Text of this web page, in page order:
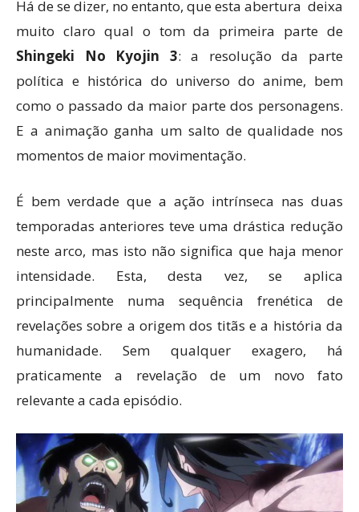
Há de se dizer, no entanto, que esta abertura deixa
muito claro qual o tom da primeira parte de
Shingeki No Kyojin 3: a resolução da parte
política e histórica do universo do anime, bem
como o passado da maior parte dos personagens.
E a animação ganha um salto de qualidade nos
momentos de maior movimentação.
É bem verdade que a ação intrínseca nas duas
temporadas anteriores teve uma drástica redução
neste arco, mas isto não significa que haja menor
intensidade. Esta, desta vez, se aplica
principalmente numa sequência frenética de
revelações sobre a origem dos titãs e a história da
humanidade. Sem qualquer exagero, há
praticamente a revelação de um novo fato
relevante a cada episódio.